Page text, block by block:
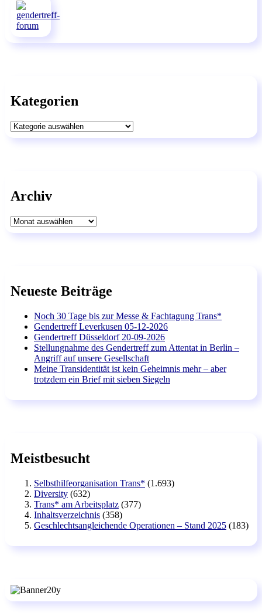
Kategorien
Kategorien
Archiv
Archiv
Neueste Beiträge
Noch 30 Tage bis zur Messe & Fachtagung Trans*
Gendertreff Leverkusen 05-12-2026
Gendertreff Düsseldorf 20-09-2026
Stellungnahme des Gendertreff zum Attentat in Berlin –
Angriff auf unsere Gesellschaft
Meine Transidentität ist kein Geheimnis mehr – aber
trotzdem ein Brief mit sieben Siegeln
Meistbesucht
Selbsthilfeorganisation Trans* (1.693)
Diversity (632)
Trans* am Arbeitsplatz (377)
Inhaltsverzeichnis (358)
Geschlechtsangleichende Operationen – Stand 2025 (183)